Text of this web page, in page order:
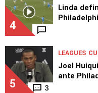
4
Linda
5 3
LEAGUES
Joel
ante